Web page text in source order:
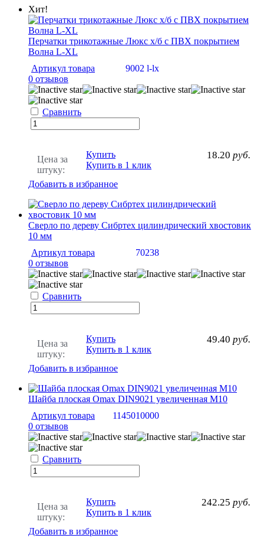
Хит!
Перчатки трикотажные Люкс х/б с ПВХ покрытием
Волна L-XL
Артикул товара
9002 l-lx
0 отзывов
Сравнить
Цена за
штуку:
18.20 руб.
Купить
Купить в 1 клик
Добавить в избранное
Сверло по дереву Сибртех цилиндрический хвостовик
10 мм
Артикул товара
70238
0 отзывов
Сравнить
Цена за
штуку:
49.40 руб.
Купить
Купить в 1 клик
Добавить в избранное
Шайба плоская Omax DIN9021 увеличенная M10
Артикул товара
1145010000
0 отзывов
Сравнить
Цена за
штуку:
242.25 руб.
Купить
Купить в 1 клик
Добавить в избранное